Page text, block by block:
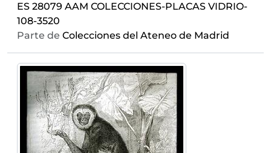
ES 28079 AAM COLECCIONES-PLACAS VIDRIO-
108-3520
Parte de Colecciones del Ateneo de Madrid